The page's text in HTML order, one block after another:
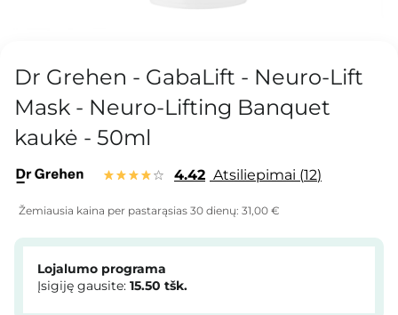
Dr Grehen - GabaLift - Neuro-Lift
Mask - Neuro-Lifting Banquet
kaukė - 50ml
4.42 Atsiliepimai 12
Žemiausia kaina per pastarąsias 30 dienų: 31,00 €
Lojalumo programa
Įsigiję gausite: 15.50 tšk.